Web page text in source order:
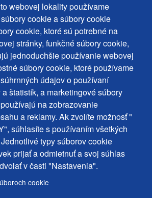
webovej lokality používame
cookie a súbory cookie
cookie, ktoré sú potrebné na
stránky, funkčné súbory cookie,
jednoduchšie používanie webovej
súbory cookie, ktoré používame
údajov o používaní
štatistík, a marketingové súbory
na zobrazovanie
a reklamy. Ak zvolíte možnosť "
súhlasíte s používaním všetkých
typy súborov cookie
prijať a odmietnuť a svoj súhlas
v časti "Nastavenia".
cookie
údajov
cookies
väzba